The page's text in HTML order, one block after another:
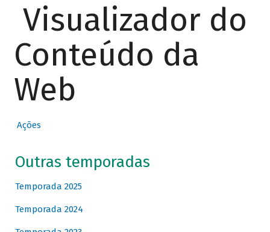
Visualizador do
Conteúdo da
Web
Ações
Outras temporadas
Temporada 2025
Temporada 2024